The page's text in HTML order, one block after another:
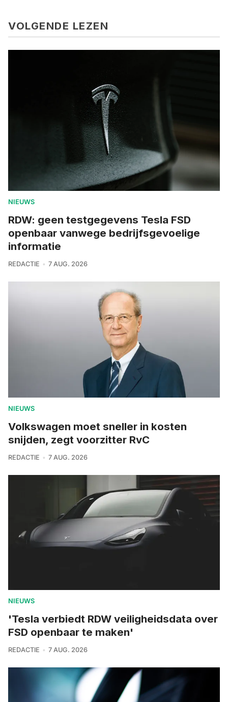
VOLGENDE LEZEN
NIEUWS
RDW: geen testgegevens Tesla FSD
openbaar vanwege bedrijfsgevoelige
informatie
REDACTIE 7 AUG. 2026
NIEUWS
Volkswagen moet sneller in kosten
snijden, zegt voorzitter RvC
REDACTIE 7 AUG. 2026
NIEUWS
'Tesla verbiedt RDW veiligheidsdata over
FSD openbaar te maken'
REDACTIE 7 AUG. 2026